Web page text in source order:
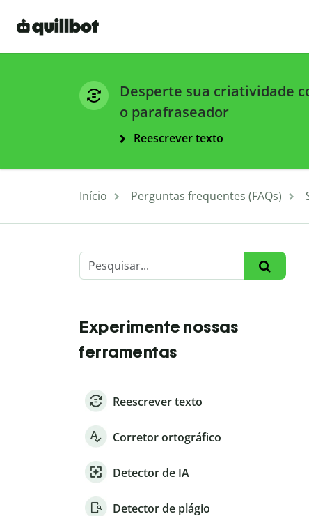
Desperte sua criatividade
o parafraseador
Reescrever texto
Início Perguntas frequentes (FAQs)
Experimente nossas
ferramentas
Reescrever texto
Corretor ortográfico
Detector de IA
Detector de plágio